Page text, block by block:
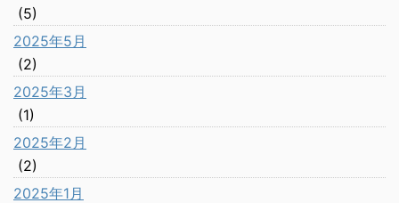
(5)
2025年5月
(2)
2025年3月
(1)
2025年2月
(2)
2025年1月